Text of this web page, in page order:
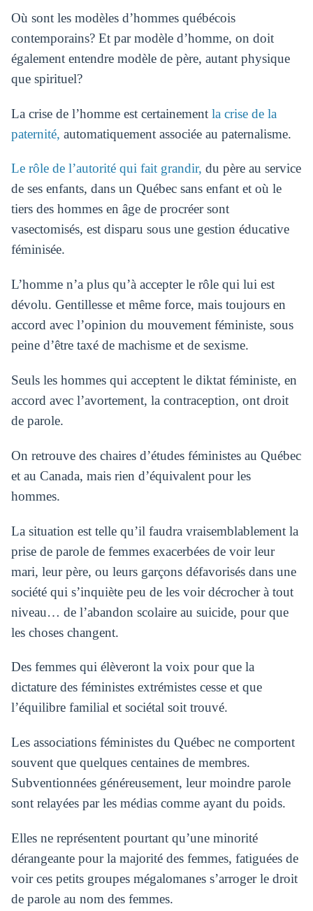
Où sont les modèles d’hommes québécois
contemporains? Et par modèle d’homme, on doit
également entendre modèle de père, autant physique
que spirituel?
La crise de l’homme est certainementla crise de la
paternité, automatiquement associée au paternalisme.
Le rôle de l’autorité qui fait grandir, du père au service
de ses enfants, dans un Québec sans enfant et où le
tiers des hommes en âge de procréer sont
vasectomisés, est disparu sous une gestion éducative
féminisée.
L’homme n’a plus qu’à accepter le rôle qui lui est
dévolu. Gentillesse et même force, mais toujours en
accord avec l’opinion du mouvement féministe, sous
peine d’être taxé de machisme et de sexisme.
Seuls les hommes qui acceptent le diktat féministe, en
accord avec l’avortement, la contraception, ont droit
de parole.
On retrouve des chaires d’études féministes au Québec
et au Canada, mais rien d’équivalent pour les
hommes.
La situation est telle qu’il faudra vraisemblablement la
prise de parole de femmes exacerbées de voir leur
mari, leur père, ou leurs garçons défavorisés dans une
société qui s’inquiète peu de les voir décrocher à tout
niveau… de l’abandon scolaire au suicide, pour que
les choses changent.
Des femmes qui élèveront la voix pour que la
dictature des féministes extrémistes cesse et que
l’équilibre familial et sociétal soit trouvé.
Les associations féministes du Québec ne comportent
souvent que quelques centaines de membres.
Subventionnées généreusement, leur moindre parole
sont relayées par les médias comme ayant du poids.
Elles ne représentent pourtant qu’une minorité
dérangeante pour la majorité des femmes, fatiguées de
voir ces petits groupes mégalomanes s’arroger le droit
de parole au nom des femmes.